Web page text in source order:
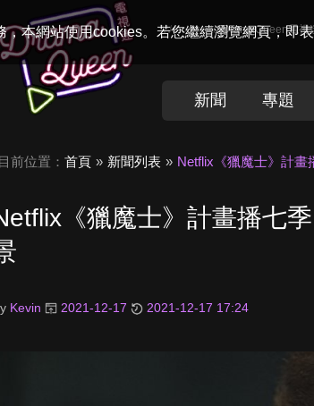
，本網站使用cookies。若您繼續瀏覽網頁，即
Welcome toDramaQueen電視
新聞 專題
目前位置： 首頁 新聞列表 Netflix《獵魔士》計
《獵魔士》計畫播七
Kevin 2021-12-17 2021-12-17 17:24